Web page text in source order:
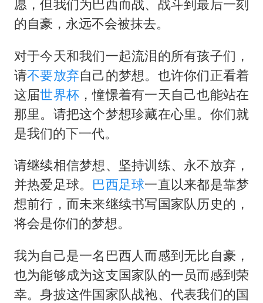
愿，但我们为巴西而战、战斗到最后一刻
的自豪，永远不会被抹去。
对于今天和我们一起流泪的所有孩子们，
请不要放弃自己的梦想。也许你们正看着
这届世界杯 ，憧憬着有一天自己也能站在
那里。请把这个梦想珍藏在心里。你们就
是我们的下一代。
请继续相信梦想、坚持训练、永不放弃，
并热爱足球。 巴西足球一直以来都是靠梦
想前行，而未来继续书写国家队历史的，
将会是你们的梦想。
我为自己是一名巴西人而感到无比自豪，
也为能够成为这支国家队的一员而感到荣
幸。身披这件国家队战袍、代表我们的国